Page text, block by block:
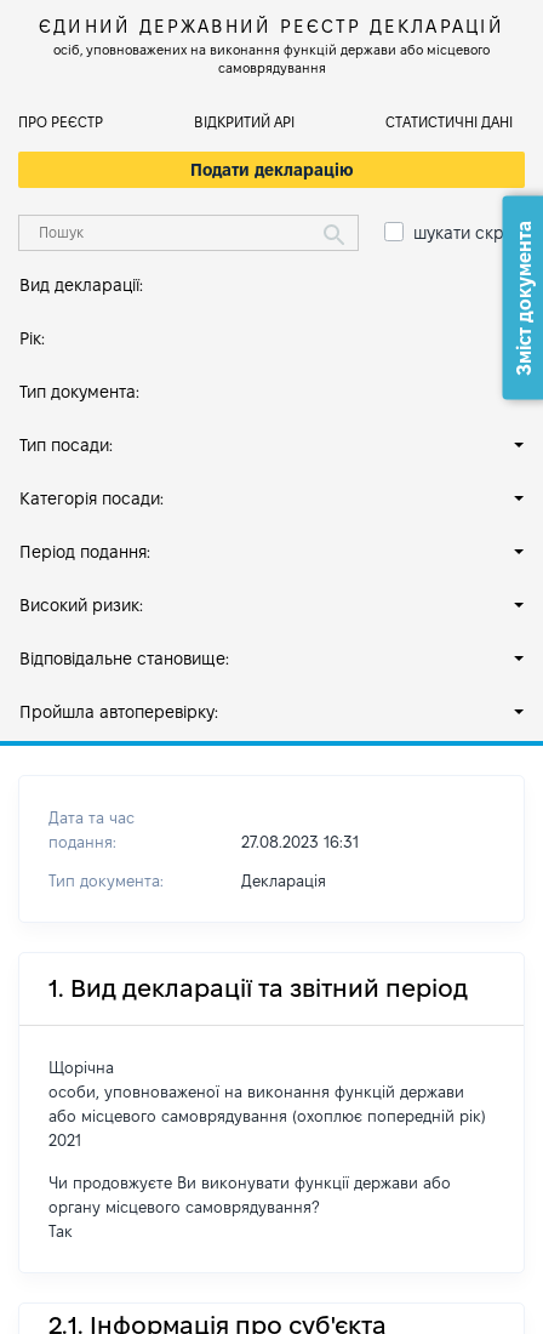
ЄДИНИЙ ДЕРЖАВНИЙ РЕЄСТР ДЕКЛАРАЦІЙ
осіб, уповноважених на виконання функцій держави або місцевого
самоврядування
ПРО РЕЄСТР ВІДКРИТИЙ АРІ СТАТИСТИЧНІ ДАНІ
Подати декларацію
шукати скрізь
Вид декларації:
Рік:
Тип документа:
Тип посади:
Категорія посади:
Період подання:
Високий ризик:
Відповідальне становище:
Пройшла автоперевірку:
Дата та час
подання:
27.08.2023 16:31
Тип документа: Декларація
1. Вид декларації та звітний період
Щорічна
особи, уповноваженої на виконання функцій держави
або місцевого самоврядування (охоплює попередній рік)
2021
Чи продовжуєте Ви виконувати функції держави або
органу місцевого самоврядування?
Так
2.1. Інформація про суб'єкта
Зміст документа